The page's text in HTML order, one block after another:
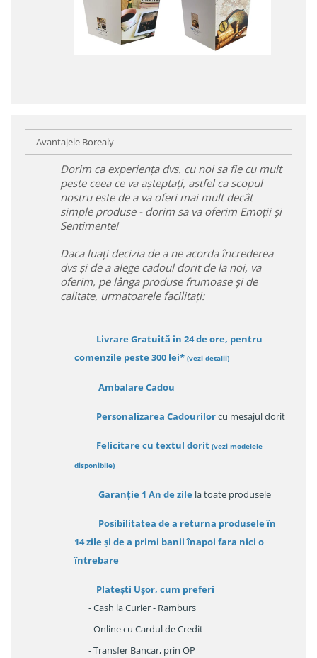
Avantajele Borealy
Dorim ca experiența dvs. cu noi sa fie cu mult
peste ceea ce va așteptați, astfel ca scopul
nostru este de a va oferi mai mult decât
simple produse - dorim sa va oferim Emoții și
Sentimente!
Daca luați decizia de a ne acorda încrederea
dvs și de a alege cadoul dorit de la noi, va
oferim, pe lânga produse frumoase și de
calitate, urmatoarele facilitați:
Livrare Gratuită in 24 de ore, pentru
comenzile peste 300 lei* (vezi detalii)
Ambalare Cadou
Personalizarea Cadourilorcu mesajul dorit
Felicitare cu textul dorit (vezi modelele
disponibile)
Garanție 1 An de zile la toate produsele
Posibilitatea de a returna produsele în
14 zileși de a primi banii înapoi fara nici o
întrebare
Platești Ușor, cum preferi
- Cash la Curier - Ramburs
- Online cu Cardul de Credit
- Transfer Bancar, prin OP